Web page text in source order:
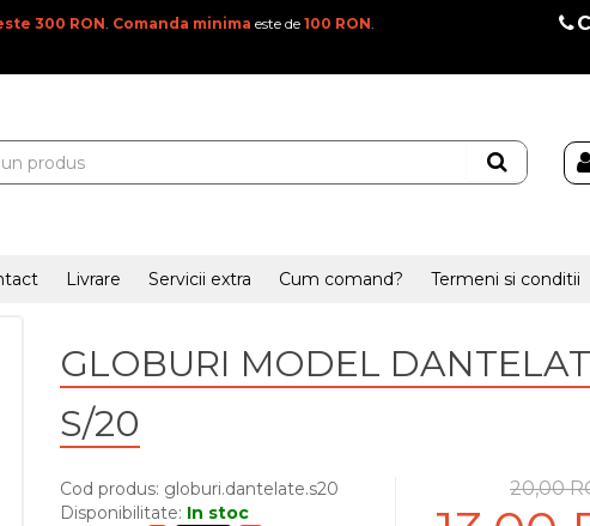
300 RON. Comanda minima este de 100 RON.
Livrare Servicii extra Cum comand? Termeni si conditii
GLOBURI MODEL
S/20
Cod produs: globuri.dantelate.s20
Disponibilitate: In stoc
20,00